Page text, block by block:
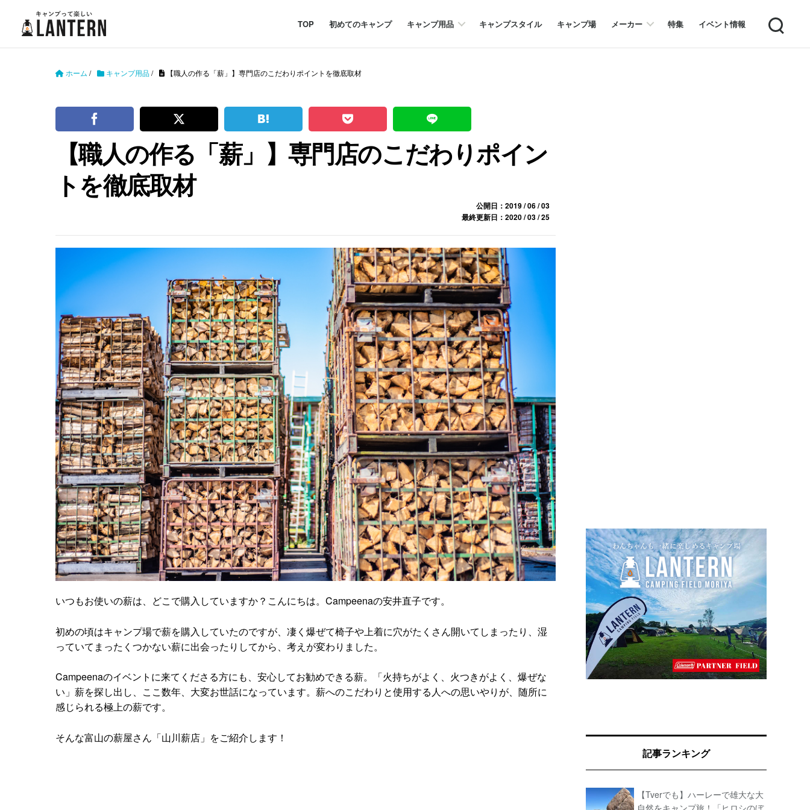
TOP 初めてのキャンプ キャンプ用品 キャンプスタイル キャンプ場 メーカー 特集 イベント情報 Search
ホーム / キャンプ用品/ 【職人の作る「薪」】専門店のこだわりポイントを徹底取材
【職人の作る「薪」】専門店のこだわりポイン
トを徹底取材
公開日：2019 / 06 / 03
最終更新日：2020 / 03 / 25
いつもお使いの薪は、どこで購入していますか？こんにちは。Campeenaの安井直子です。
初めの頃はキャンプ場で薪を購入していたのですが、凄く爆ぜて椅子や上着に穴がたくさん開いてしまったり、湿
っていてまったくつかない薪に出会ったりしてから、考えが変わりました。
Campeenaのイベントに来てくださる方にも、安心してお勧めできる薪。「火持ちがよく、火つきがよく、爆ぜな
い」薪を探し出し、ここ数年、大変お世話になっています。薪へのこだわりと使用する人への思いやりが、随所に
感じられる極上の薪です。
そんな富山の薪屋さん「山川薪店」をご紹介します！
記事ランキング
【Tverでも】ハーレーで雄大な大